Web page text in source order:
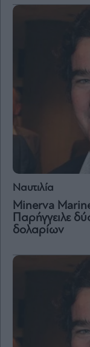
Ναυτιλία
Minerva
Παρήγγειλε
δολαρίων